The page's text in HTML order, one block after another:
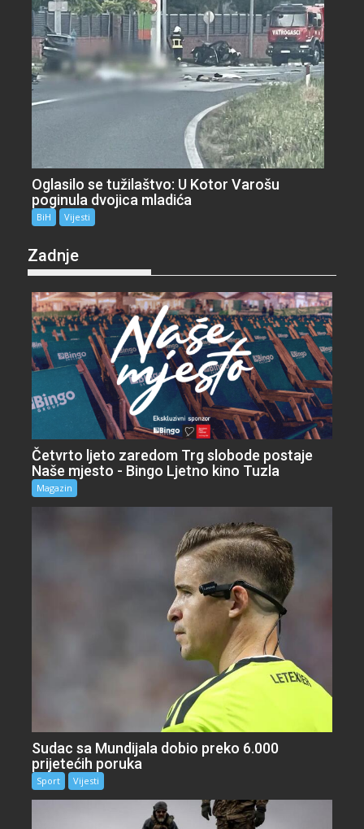
Oglasilo se tužilaštvo: U Kotor Varošu
poginula dvojica mladića
BiH Vijesti
Zadnje
Četvrto ljeto zaredom Trg slobode postaje
Naše mjesto - Bingo Ljetno kino Tuzla
Magazin
Sudac sa Mundijala dobio preko 6.000
prijetećih poruka
Sport Vijesti